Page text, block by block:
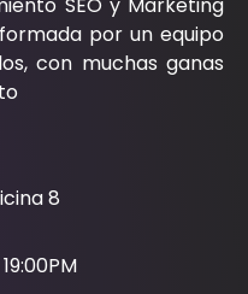
por un equipo
con muchas ganas
8